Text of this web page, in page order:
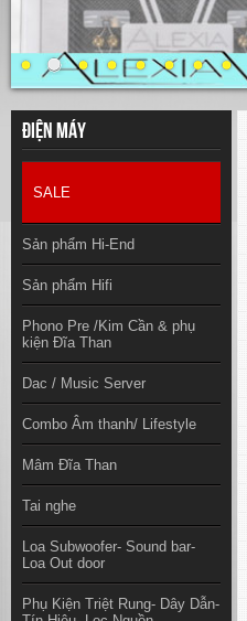
Điện máy
SALE
Sản phẩm Hi-End
Sản phẩm Hifi
Phono Pre /Kim Cần & phụ
kiện Đĩa Than
Dac / Music Server
Combo Âm thanh/ Lifestyle
Mâm Đĩa Than
Tai nghe
Loa Subwoofer- Sound bar-
Loa Out door
Phụ Kiện Triệt Rung- Dây Dẫn-